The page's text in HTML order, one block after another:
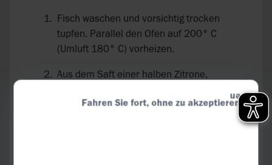
Fahren Sie fort, ohne zu akzeptieren
Fisch waschen und vorsichtig trocken
tupfen. Parallel den Ofen auf 200° C
(Umluft 180° C) vorheizen.
Aus dem Saft einer halben Zitrone,
eine Marinade herstellen.